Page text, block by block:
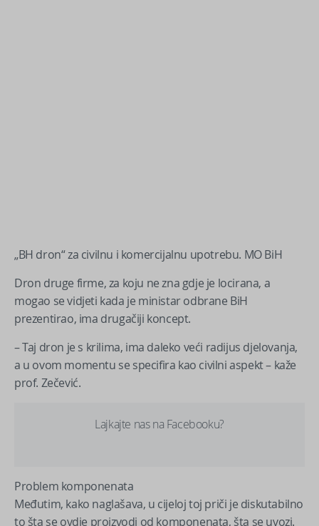
„BH dron“ za civilnu i komercijalnu upotrebu. MO BiH
Dron druge firme, za koju ne zna gdje je locirana, a
mogao se vidjeti kada je ministar odbrane BiH
prezentirao, ima drugačiji koncept.
– Taj dron je s krilima, ima daleko veći radijus djelovanja,
a u ovom momentu se specifira kao civilni aspekt – kaže
prof. Zečević.
Lajkajte nas na Facebooku?
Problem komponenata
Međutim, kako naglašava, u cijeloj toj priči je diskutabilno
to šta se ovdje proizvodi od komponenata, šta se uvozi.